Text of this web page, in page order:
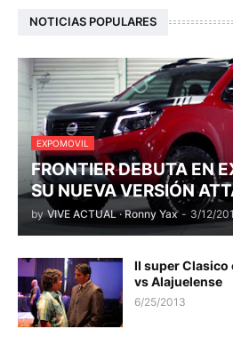
NOTICIAS POPULARES
EXPOMOVIL
FRONTIER DEBUTA EN
SU NUEVA VERSIÓN
by VIVE ACTUAL · Ronny Yax - 3/12/
II super
vs Alajuelense
6/25/2013